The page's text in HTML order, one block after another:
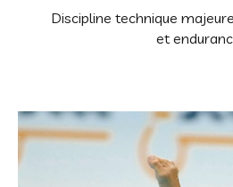
Discipline technique
et